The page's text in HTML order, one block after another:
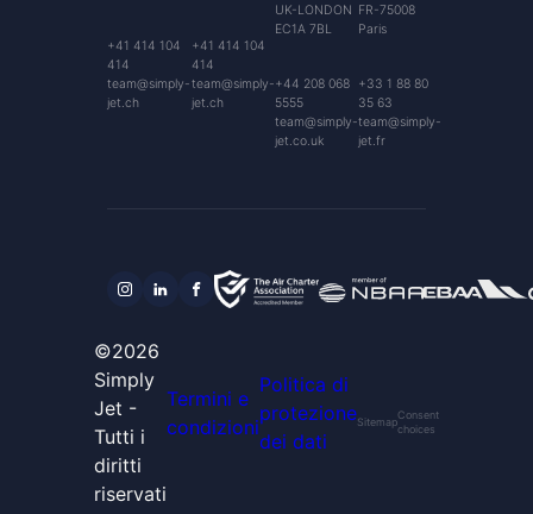
+41 414 104
414
team@simply-
jet.ch
+41 414 104
414
team@simply-
jet.ch
UK-LONDON
EC1A 7BL
+44 208 068
5555
team@simply-
jet.co.uk
FR-75008
Paris
+33 1 88 80
35 63
team@simply-
jet.fr
©2026
Simply
Jet -
Tutti i
diritti
riservati
Termini e
condizioni
Politica di
protezione
dei dati
Sitemap
Consent
choices